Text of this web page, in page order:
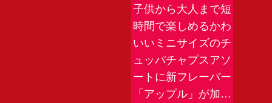
子供から大人まで短
時間で楽しめるかわ
いいミニサイズのチ
ュッパチャプスアソ
ートに新フレーバー
「アップル」が加わ